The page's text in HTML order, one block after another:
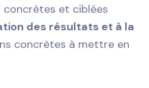
concrètes et ciblées
des résultats et à la
concrètes à mettre en